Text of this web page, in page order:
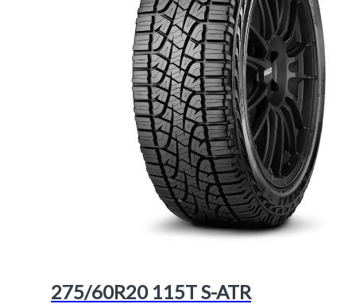
275/60R20 115T S-ATR